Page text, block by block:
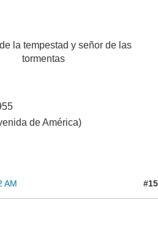
la tempestad y señor de las
tormentas
de América)
AM #15